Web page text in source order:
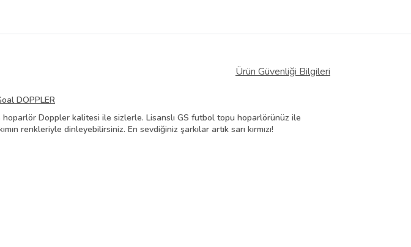
Ürün Güvenliği Bilgileri
DOPPLER
Doppler kalitesi ile sizlerle. Lisanslı GS futbol topu hoparlörünüz ile
renkleriyle dinleyebilirsiniz. En sevdiğiniz şarkılar artık sarı kırmızı!